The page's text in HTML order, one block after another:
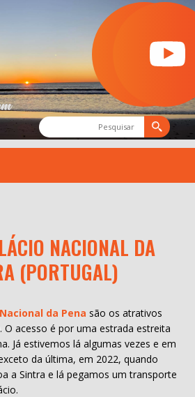
NACIONAL DA
(PORTUGAL)
da Pena são os atrativos
O acesso é por uma estrada estreita
Já estivemos lá algumas vezes e em
da última, em 2022, quando
a Sintra e lá pegamos um transporte